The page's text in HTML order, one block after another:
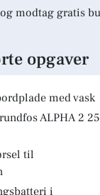
modtag gratis
opgaver
med vask
ALPHA 2
til
i